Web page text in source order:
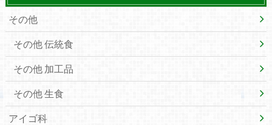
その他
その他 伝統食
その他 加工品
その他 生食
アイゴ科